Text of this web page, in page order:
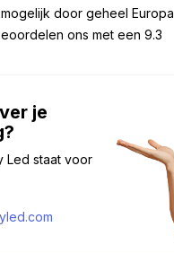
door geheel Europa
ons met een 9.3
je
Led staat voor